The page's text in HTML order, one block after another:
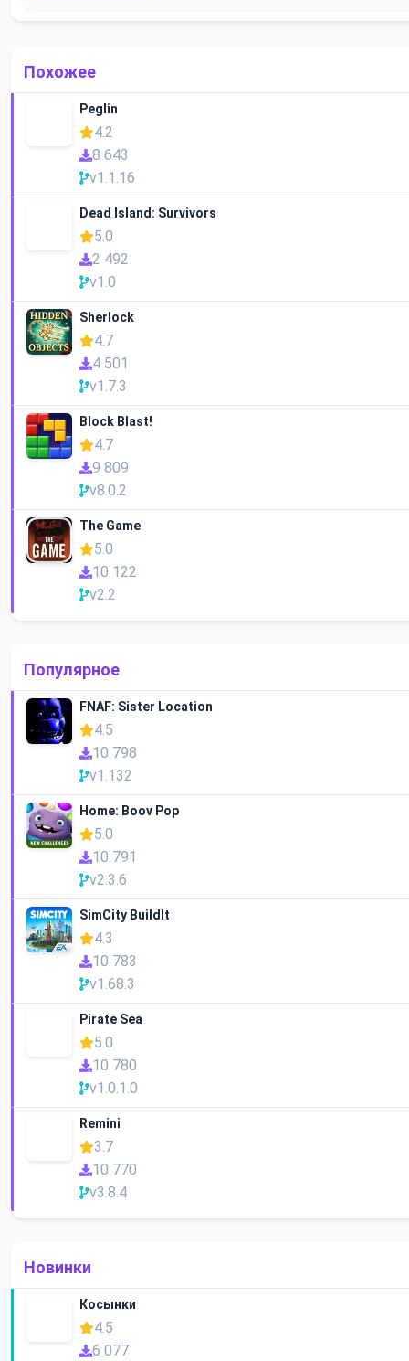
Похожее
Peglin
4.2
8 643
v1.1.16
Dead Island: Survivors
5.0
2 492
v1.0
Sherlock
4.7
4 501
v1.7.3
Block Blast!
4.7
9 809
v8.0.2
The Game
5.0
10 122
v2.2
Популярное
FNAF: Sister Location
4.5
10 798
v1.132
Home: Boov Pop
5.0
10 791
v2.3.6
SimCity BuildIt
4.3
10 783
v1.68.3
Pirate Sea
5.0
10 780
v1.0.1.0
Remini
3.7
10 770
v3.8.4
Новинки
Косынки
4.5
6 077